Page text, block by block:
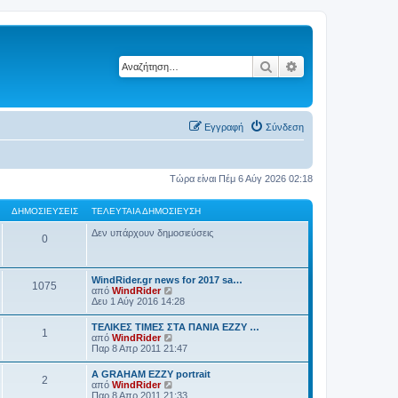
Αναζήτηση
Σύνδεση
Εγγραφή
Τώρα είναι Πέμ 6 Αύγ 2026 02:18
ΔΗΜΟΣΙΕΎΣΕΙΣ ΤΕΛΕΥΤΑΊΑ ΔΗΜΟΣΊΕΥΣΗ
0 Δεν υπάρχουν δημοσιεύσεις
1075
WindRider.gr news for 2017 sa…
από WindRider
ρ
β
ο
ή
τ
η
Δευ 1 Αύγ 2016 14:28
1
TEΛΙΚΕΣ ΤΙΜΕΣ ΣΤΑ ΠΑΝΙΑ EZZY …
από WindRider
ρ
ο
λ
Παρ 8 Απρ 2011 21:47
2
A GRAHAM EZZY portrait
από WindRider
ρ
Παρ 8 Απρ 2011 21:33